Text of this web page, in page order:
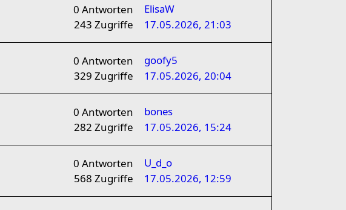
0Antworten
243Zugriffe
ElisaW
17.05.2026, 21:03
0Antworten
329Zugriffe
goofy5
17.05.2026, 20:04
0Antworten
282Zugriffe
bones
17.05.2026, 15:24
0Antworten
568Zugriffe
U_d_o
17.05.2026, 12:59